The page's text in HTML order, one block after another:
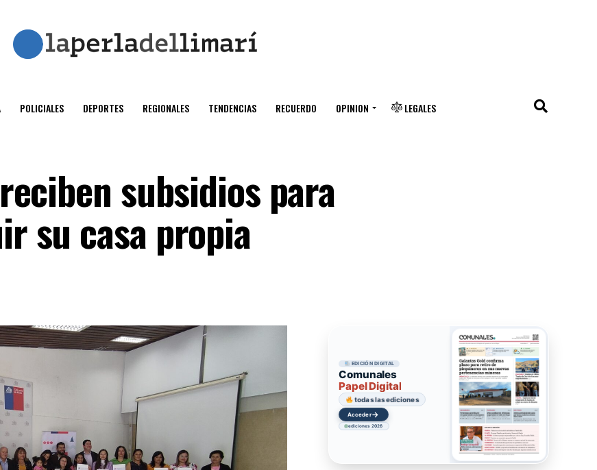
POLICIALES DEPORTES REGIONALES TENDENCIAS RECUERDO OPINION LEGALES
subsidios para
su casa propia
EDICIÓN DIGITAL
Comunales
Papel Digital
todas las ediciones
Acceder→
ediciones 2026